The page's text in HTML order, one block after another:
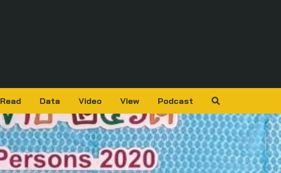
Read Data Video View Podcast